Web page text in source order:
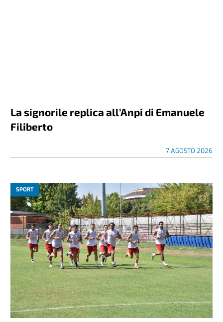
La signorile replica all’Anpi di Emanuele
Filiberto
7 AGOSTO 2026
SPORT